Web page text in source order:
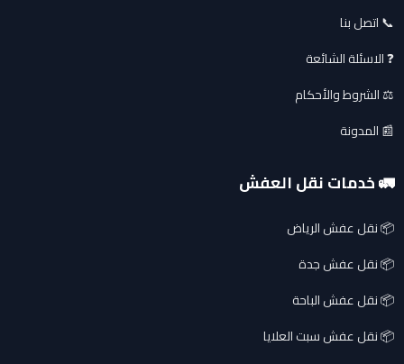
📞 اتصل بنا
❓ الاسئلة الشائعة
⚖️ الشروط والأحكام
📰 المدونة
🚛 خدمات نقل العفش
📦 نقل عفش الرياض
📦 نقل عفش جدة
📦 نقل عفش الباحة
📦 نقل عفش سبت العلايا